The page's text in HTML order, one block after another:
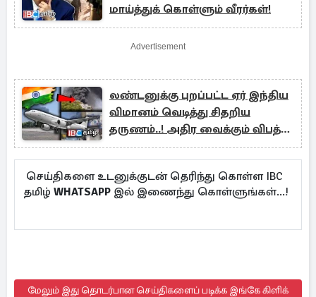
மாய்த்துக் கொள்ளும் வீரர்கள்!
Advertisement
லண்டனுக்கு புறப்பட்ட ஏர் இந்திய
விமானம் வெடித்து சிதறிய
தருணம்..! அதிர வைக்கும் விபத்து
அறிக்கை
செய்திகளை உடனுக்குடன் தெரிந்து கொள்ள IBC
தமிழ் WHATSAPP இல் இணைந்து கொள்ளுங்கள்...!
மேலும் இது தொடர்பான செய்திகளைப் படிக்க இங்கே கிளிக்